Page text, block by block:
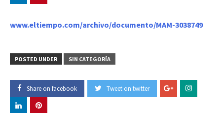
www.eltiempo.com/archivo/documento/MAM-3038749
POSTED UNDER SIN CATEGORÍA
Share on facebook Tweet on twitter